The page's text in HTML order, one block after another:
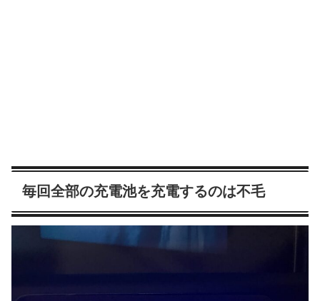
毎回全部の充電池を充電するのは不毛